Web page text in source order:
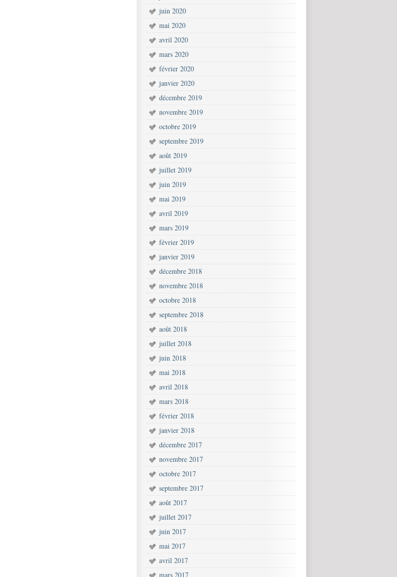
juin 2020
mai 2020
avril 2020
mars 2020
février 2020
janvier 2020
décembre 2019
novembre 2019
octobre 2019
septembre 2019
août 2019
juillet 2019
juin 2019
mai 2019
avril 2019
mars 2019
février 2019
janvier 2019
décembre 2018
novembre 2018
octobre 2018
septembre 2018
août 2018
juillet 2018
juin 2018
mai 2018
avril 2018
mars 2018
février 2018
janvier 2018
décembre 2017
novembre 2017
octobre 2017
septembre 2017
août 2017
juillet 2017
juin 2017
mai 2017
avril 2017
mars 2017